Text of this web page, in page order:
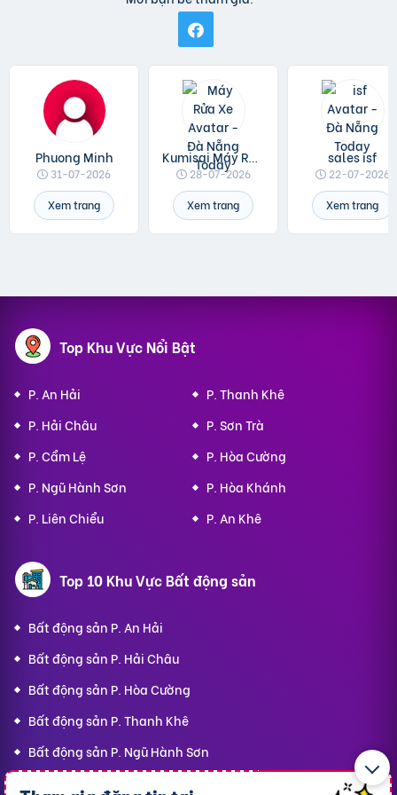
Phuong Minh
31-07-2026
Xem trang
Kumisai Máy Rửa Xe
28-07-2026
Xem trang
sales isf
22-07-2026
Xem trang
Top Khu Vực Nổi Bật
P. An Hải
P. Thanh Khê
P. Hải Châu
P. Sơn Trà
P. Cẩm Lệ
P. Hòa Cường
P. Ngũ Hành Sơn
P. Hòa Khánh
P. Liên Chiểu
P. An Khê
Top 10 Khu Vực Bất động sản
Bất động sản P. An Hải
Bất động sản P. Hải Châu
Bất động sản P. Hòa Cường
Bất động sản P. Thanh Khê
Bất động sản P. Ngũ Hành Sơn